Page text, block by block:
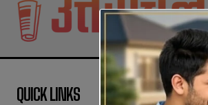
QUICK LINKS